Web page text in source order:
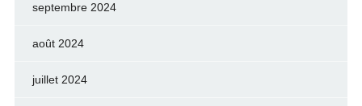
septembre 2024
août 2024
juillet 2024